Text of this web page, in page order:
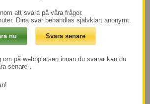
är idealiskt om du studerar
har du nära till
att svara på våra frågor.
Dina svar behandlas självklart anonymt.
på webbplatsen innan du svarar kan du
senare".